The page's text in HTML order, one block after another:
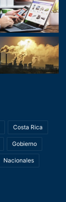
Costa Rica
Gobierno
Nacionales